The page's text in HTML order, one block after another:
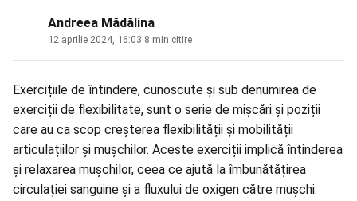
Andreea Mădălina
12 aprilie 2024, 16:03 8 min citire
Exercițiile de întindere, cunoscute și sub denumirea de
exerciții de flexibilitate, sunt o serie de mișcări și poziții
care au ca scop creșterea flexibilității și mobilității
articulațiilor și mușchilor. Aceste exerciții implică întinderea
și relaxarea mușchilor, ceea ce ajută la îmbunătățirea
circulației sanguine și a fluxului de oxigen către mușchi.